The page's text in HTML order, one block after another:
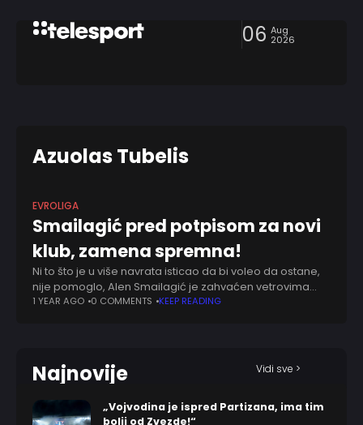
06 Aug
2026
Azuolas Tubelis
EVROLIGA
Smailagić pred potpisom za novi
klub, zamena spremna!
Ni to što je u više navrata isticao da bi voleo da ostane,
nije pomoglo, Alen Smailagić je zahvaćen vetrovima
promena u Kaunasu. Očigledno da novi trener Žalgirisa,
1 YEAR AGO 0 COMMENTS KEEP READING
Najnovije Vidi sve >
„Vojvodina je ispred Partizana, ima tim
bolji od Zvezde!“